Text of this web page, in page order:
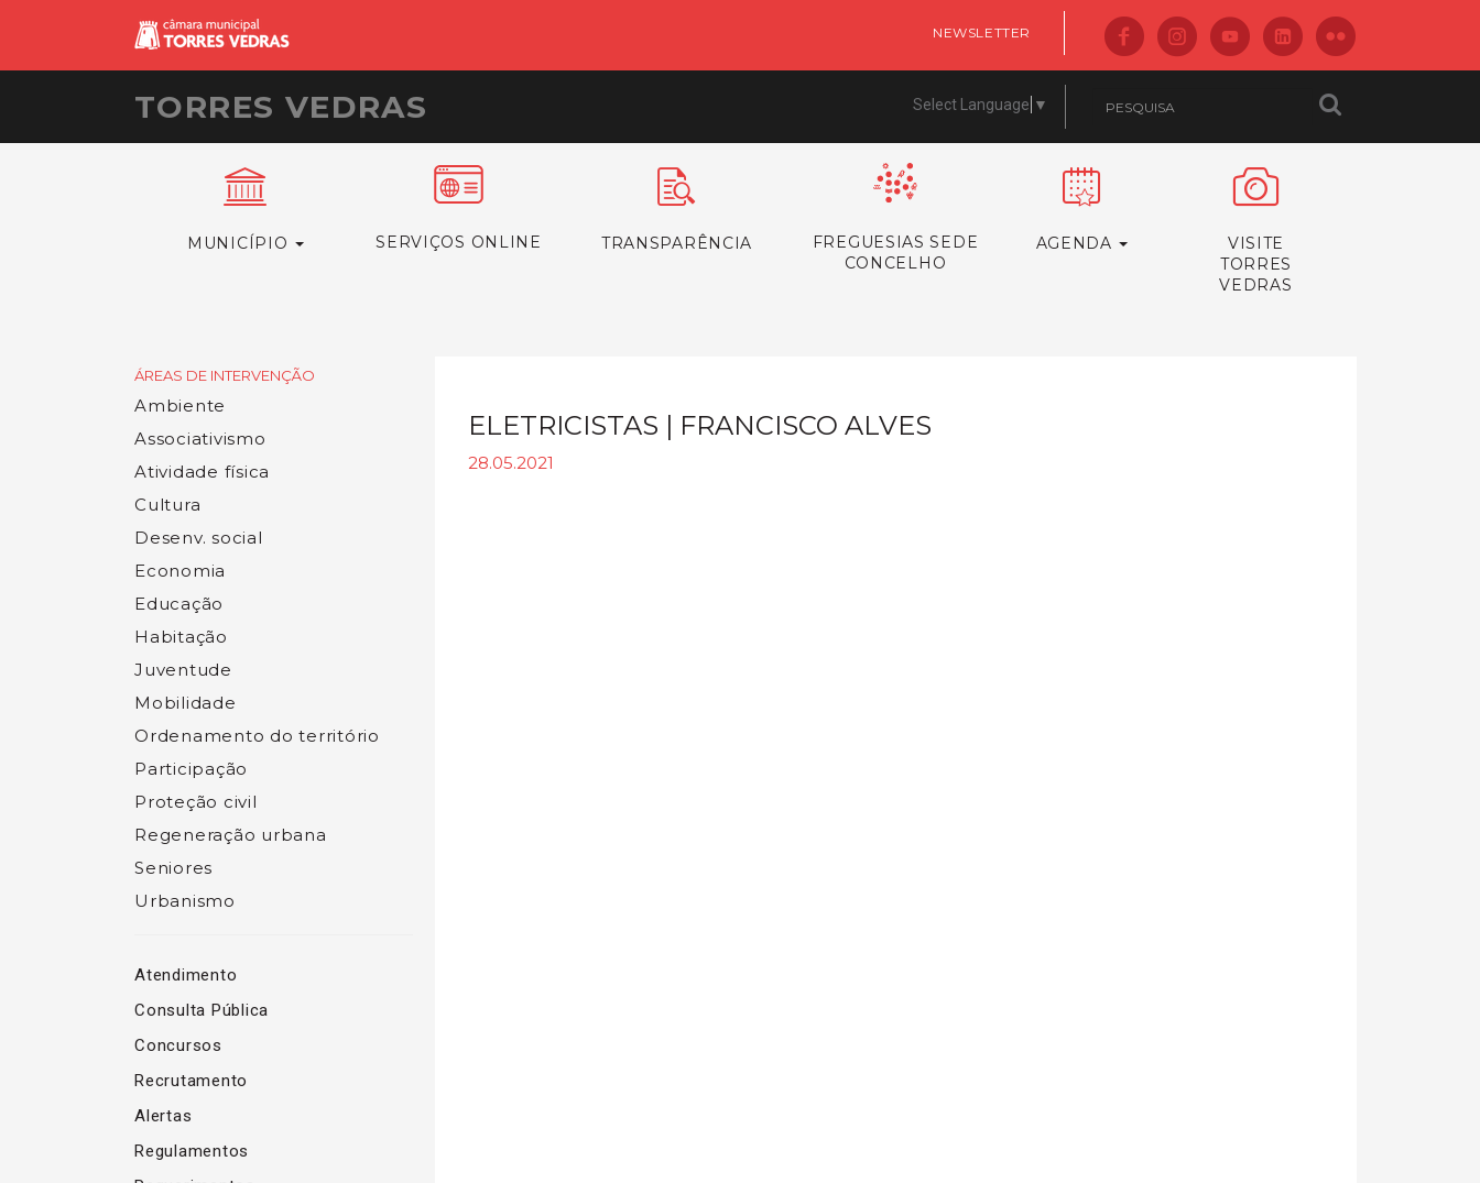
NEWSLETTER
TORRES VEDRAS Select Language ▼
MUNICÍPIO SERVIÇOS ONLINE TRANSPARÊNCIA
FREGUESIAS SEDE
CONCELHO
AGENDA
VISITE
TORRES
VEDRAS
ÁREAS DE INTERVENÇÃO
Ambiente
Associativismo
Atividade física
Cultura
Desenv. social
Economia
Educação
Habitação
Juventude
Mobilidade
Ordenamento do território
Participação
Proteção civil
Regeneração urbana
Seniores
Urbanismo
Atendimento
Consulta Pública
Concursos
Recrutamento
Alertas
Regulamentos
ELETRICISTAS | FRANCISCO ALVES
28.05.2021